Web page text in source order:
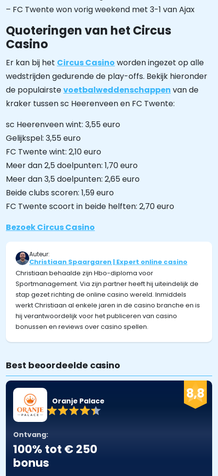
– FC Twente won vorig weekend met 3-1 van Ajax
Quoteringen van het Circus
Casino
Er kan bij het Circus Casino worden ingezet op alle
wedstrijden gedurende de play-offs. Bekijk hieronder
de populairstevoetbalweddenschappen van de
kraker tussen sc Heerenveen en FC Twente:
sc Heerenveen wint: 3,55 euro
Gelijkspel: 3,55 euro
FC Twente wint: 2,10 euro
Meer dan 2,5 doelpunten: 1,70 euro
Meer dan 3,5 doelpunten: 2,65 euro
Beide clubs scoren: 1,59 euro
FC Twente scoort in beide helften: 2,70 euro
Bezoek Circus Casino
Auteur:
Christiaan Spaargaren | Expert online casino
Christiaan behaalde zijn Hbo-diploma voor
Sportmanagement. Via zijn partner heeft hij uiteindelijk de
stap gezet richting de online casino wereld. Inmiddels
werkt Christiaan al enkele jaren in de casino branche en is
hij verantwoordelijk voor het publiceren van casino
bonussen en reviews over casino spellen.
Best beoordeelde casino
8,8
Oranje Palace
Ontvang:
100% tot € 250
bonus